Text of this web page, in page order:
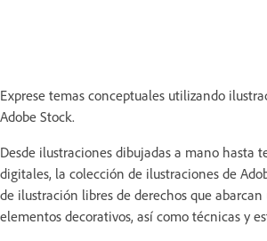
Exprese temas conceptuales utilizando
Adobe Stock.
Desde ilustraciones dibujadas a mano hasta
digitales, la colección de ilustraciones de
de ilustración libres de derechos que
elementos decorativos, así como técnicas y